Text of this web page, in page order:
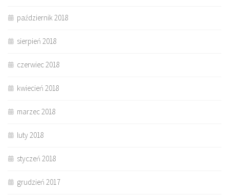
październik 2018
sierpień 2018
czerwiec 2018
kwiecień 2018
marzec 2018
luty 2018
styczeń 2018
grudzień 2017